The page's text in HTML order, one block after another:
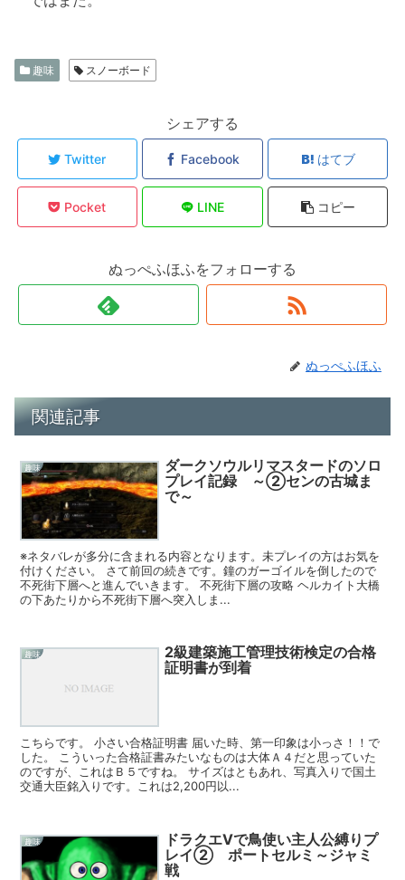
趣味 スノーボード
シェアする
Twitter Facebook はてブ
Pocket LINE コピー
ぬっぺふほふをフォローする
ぬっぺふほふ
関連記事
趣味
ダークソウルリマスタードのソロ
プレイ記録 ～②センの古城ま
で～
※ネタバレが多分に含まれる内容となります。未プレイの方はお気を
付けください。 さて前回の続きです。鐘のガーゴイルを倒したので
不死街下層へと進んでいきます。 不死街下層の攻略 ヘルカイト大橋
の下あたりから不死街下層へ突入しま...
趣味
2級建築施工管理技術検定の合格
証明書が到着
こちらです。 小さい合格証明書 届いた時、第一印象は小っさ！！で
した。 こういった合格証書みたいなものは大体Ａ４だと思っていた
のですが、これはＢ５ですね。 サイズはともあれ、写真入りで国土
交通大臣銘入りです。これは2,200円以...
趣味
ドラクエⅤで鳥使い主人公縛りプ
レイ② ポートセルミ～ジャミ
戦